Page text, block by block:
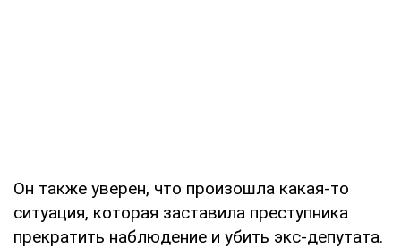
Он также уверен, что произошла какая-то
ситуация, которая заставила преступника
прекратить наблюдение и убить экс-депутата.